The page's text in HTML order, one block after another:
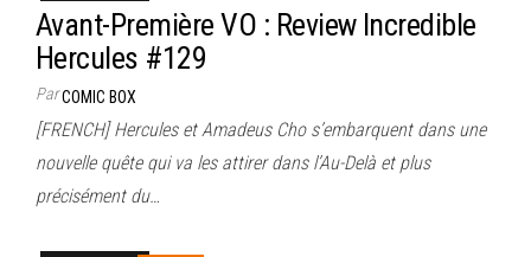
Avant-Première VO : Review Incredible
Hercules #129
ParCOMIC BOX
[FRENCH] Hercules et Amadeus Cho s’embarquent dans une
nouvelle quête qui va les attirer dans l’Au-Delà et plus
précisément du…